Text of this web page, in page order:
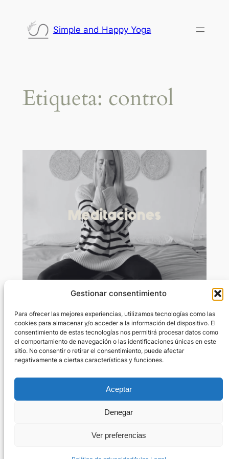
Gestionar consentimiento
Para ofrecer las mejores experiencias, utilizamos tecnologías como las
cookies para almacenar y/o acceder a la información del dispositivo. El
consentimiento de estas tecnologías nos permitirá procesar datos como
el comportamiento de navegación o las identificaciones únicas en este
sitio. No consentir o retirar el consentimiento, puede afectar
negativamente a ciertas características y funciones.
Aceptar
Denegar
Ver preferencias
contenido
Simple and Happy Yoga
Etiqueta: control
Adiós preocupaciones – Surrender
Jun 2, 2024—porMarta Rivas Rius
enMeditaciones
Contenido restringido. Inicia sesión para visualizar el
contenido. Si no tienes cuenta, ¡únete a nosotras!.
Política de privacidad